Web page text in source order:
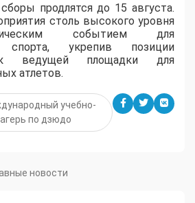
продлятся до 15 августа.
столь высокого уровня
событием для
спорта, укрепив позиции
ведущей площадки для
атлетов.
учебно-
по дзюдо
новости